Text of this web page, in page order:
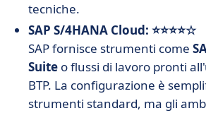
tecniche.
SAP S/4HANA Cloud: ⭐⭐⭐⭐☆
SAP fornisce strumenti come
Suite o flussi di lavoro pronti
BTP. La configurazione è
strumenti standard, ma gli